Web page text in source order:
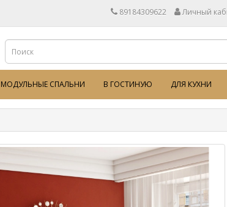
89184309622 Личный
МОДУЛЬНЫЕ СПАЛЬНИ В ГОСТИНУЮ ДЛЯ КУХНИ